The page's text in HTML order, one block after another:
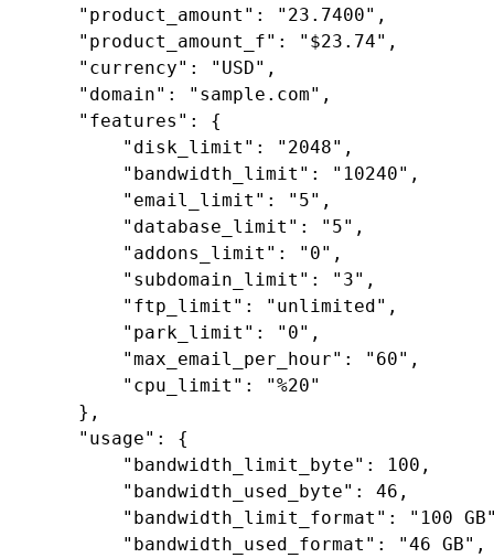
"product_amount" : "23.7400" ,
"product_amount_f" : "$23.74" ,
"currency" : "USD" ,
"domain" : "sample.com" ,
"features" : {
"disk_limit" : "2048" ,
"bandwidth_limit" : "10240" ,
"email_limit" : "5" ,
"database_limit" : "5" ,
"addons_limit" : "0" ,
"subdomain_limit" : "3" ,
"ftp_limit" : "unlimited" ,
"park_limit" : "0" ,
"max_email_per_hour" : "60" ,
"cpu_limit" : "%20"
    },
"usage" : {
"bandwidth_limit_byte" : 100 ,
"bandwidth_used_byte" : 46 ,
"bandwidth_limit_format" : "100
"bandwidth_used_format" : "46 GB" ,